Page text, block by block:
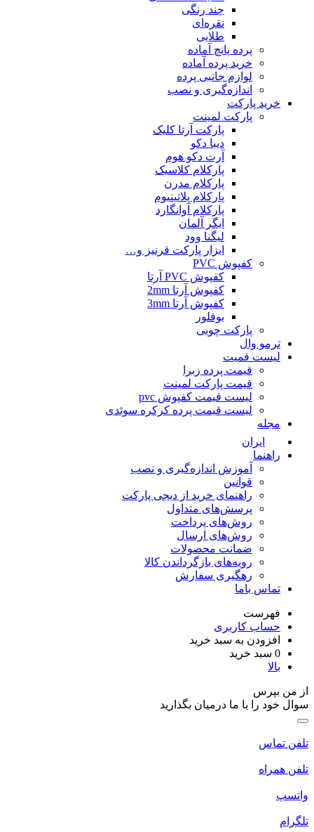
چند رنگی
نقره‌ای
طلایی
پرده پانچ آماده
خرید پرده آماده
لوازم جانبی پرده
اندازه‌گیری و نصب
خرید پارکت
پارکت لمینت
پارکت آرتا کلیک
دیبا دکو
آرت دکو هوم
پارکلام کلاسیک
پارکلام مدرن
پارکلام پلاتینیوم
پارکلام آوانگارد
ایگر آلمان
لیگنا وود
ابزار پارکت قرنیز و…
کفپوش PVC
کفپوش PVC آرتا
کفپوش آرتا 2mm
کفپوش آرتا 3mm
بوفلور
پارکت چوبی
ترمو وال
لیست قمیت
قیمت پرده زبرا
قیمت پارکت لمینت
لیست قیمت کفپوش pvc
لیست قیمت پرده کرکره سوئدی
مجله
ایران
راهنما
آموزش اندازه‌گیری و نصب
قوانین
راهنمای خرید از دیجی پارکت
پرسش‌های متداول
روش‌های پرداخت
روش‌های ارسال
ضمانت محصولات
رویه‌های بازگرداندن کالا
رهگیری سفارش
تماس باما
فهرست
حساب کاربری
افزودن به سبد خرید
0 سبد خرید
بالا
از من بپرس
سوال خود را با ما درمیان بگذارید
تلفن تماس
تلفن همراه
واتسپ
تلگرام